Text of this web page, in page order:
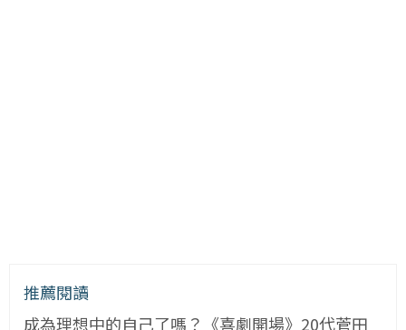
推薦閱讀
成為理想中的自己了嗎？《喜劇開場》20代菅田